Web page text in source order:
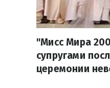
"Мисс Мира
супругами
церемонии